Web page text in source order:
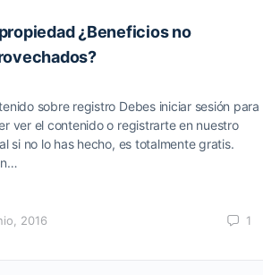
¿Beneficios no
sobre registro Debes iniciar sesión para
ver el contenido o registrarte en nuestro
si no lo has hecho, es totalmente gratis.
2016 1